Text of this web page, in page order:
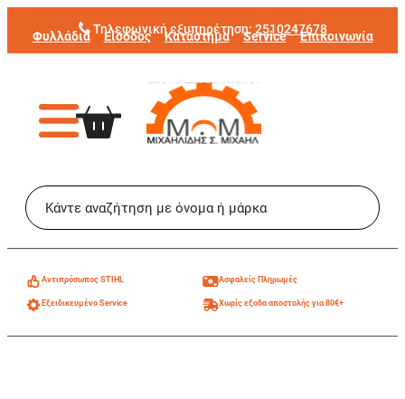
Μετάβαση
στο
Τηλεφωνική εξυπηρέτηση: 2510247678
Φυλλάδια Είσοδος Κατάστημα Service Επικοινωνία
Aντιπρόσωπος STIHL Ασφαλείς Πληρωμές
Εξειδικευμένο Service Χωρίς εξοδα αποστολής για 80€+